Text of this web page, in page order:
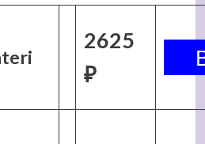
2625
₽